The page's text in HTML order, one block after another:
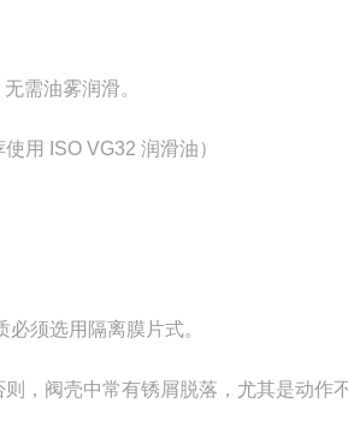
需油雾润滑。
用 ISO VG32 润滑油）
须选用隔离膜片式。
，阀壳中常有锈屑脱落，尤其是动作